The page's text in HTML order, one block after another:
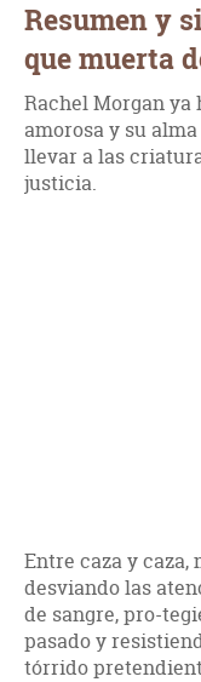
Resumen y
que muerta
Rachel Morgan ya
amorosa y su
llevar a las
justicia.
Entre caza y caza,
desviando las
de sangre, pro-
pasado y
tórrido